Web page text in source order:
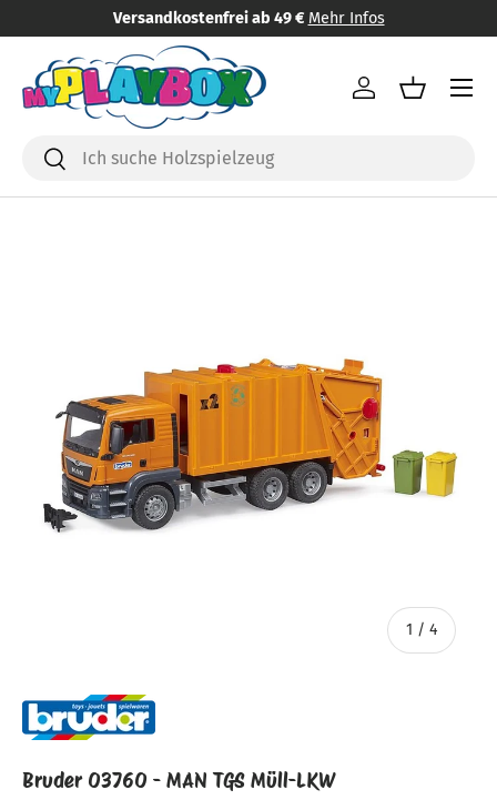
Direkt zum Inhalt
Versandkostenfrei ab 49 € Mehr Infos
Suchen
Suchen
Einloggen
Menü
1 / von
4
Bruder 03760 - MAN TGS Müll-LKW